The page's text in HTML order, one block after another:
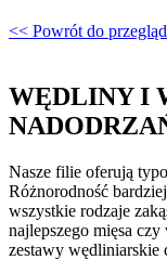
<< Powrót do
WĘDLINY I
Nasze filie oferują
Różnorodność
wszystkie rodzaje
najlepszego mięsa
zestawy wędliniarskie